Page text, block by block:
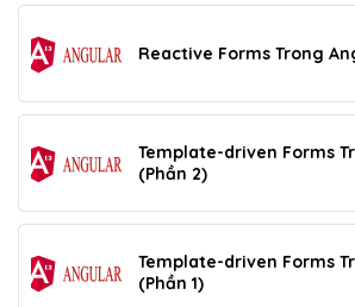
Reactive Forms Trong
Template-driven Forms
(Phần 2)
Template-driven Forms
(Phần 1)